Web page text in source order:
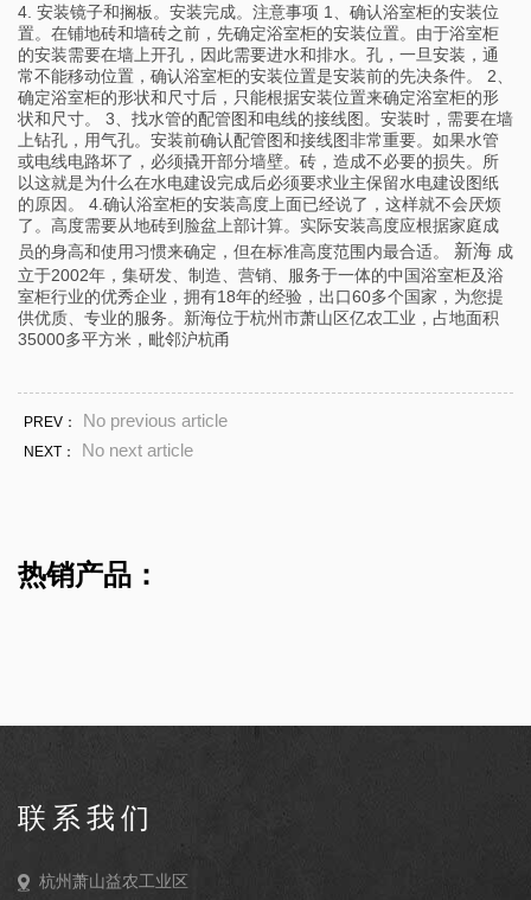
4. 安装镜子和搁板。安装完成。注意事项 1、确认浴室柜的安装位
置。在铺地砖和墙砖之前，先确定浴室柜的安装位置。由于浴室柜
的安装需要在墙上开孔，因此需要进水和排水。孔，一旦安装，通
常不能移动位置，确认浴室柜的安装位置是安装前的先决条件。 2、
确定浴室柜的形状和尺寸后，只能根据安装位置来确定浴室柜的形
状和尺寸。 3、找水管的配管图和电线的接线图。安装时，需要在墙
上钻孔，用气孔。安装前确认配管图和接线图非常重要。如果水管
或电线电路坏了，必须撬开部分墙壁。砖，造成不必要的损失。所
以这就是为什么在水电建设完成后必须要求业主保留水电建设图纸
的原因。 4.确认浴室柜的安装高度上面已经说了，这样就不会厌烦
了。高度需要从地砖到脸盆上部计算。实际安装高度应根据家庭成
员的身高和使用习惯来确定，但在标准高度范围内最合适。 新海 成
立于2002年，集研发、制造、营销、服务于一体的中国浴室柜及浴
室柜行业的优秀企业，拥有18年的经验，出口60多个国家，为您提
供优质、专业的服务。新海位于杭州市萧山区亿农工业，占地面积
35000多平方米，毗邻沪杭甬
PREV： No previous article
NEXT： No next article
热销产品：
联系我们
杭州萧山益农工业区